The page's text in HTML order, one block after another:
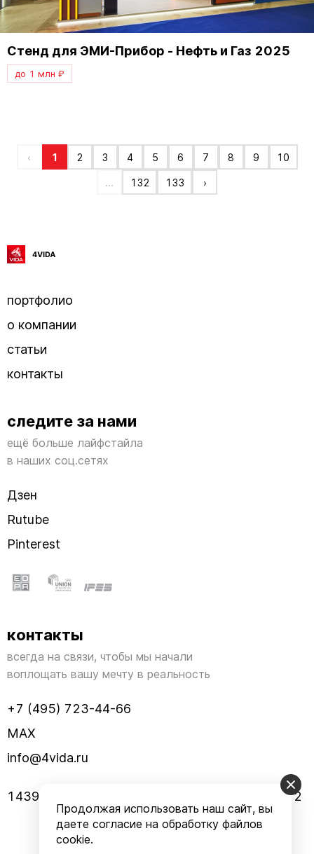
Стенд для ЭМИ-Прибор - Нефть и Газ 2025
до 1 млн ₽
‹ 1 2 3 4 5 6 7 8 9 10
... 132 133 ›
портфолио
о компании
статьи
контакты
следите за нами
ещё больше лайфстайла
в наших соц.сетях
Дзен
Rutube
Pinterest
контакты
всегда на связи, чтобы мы начали
воплощать вашу мечту в реальность
+7 (495) 723-44-66
MAX
info@4vida.ru
143960, МО, г. Реутов, улица Заводская, дом 2
Продолжая использовать наш сайт, вы
даете согласие на обработку файлов
cookie.